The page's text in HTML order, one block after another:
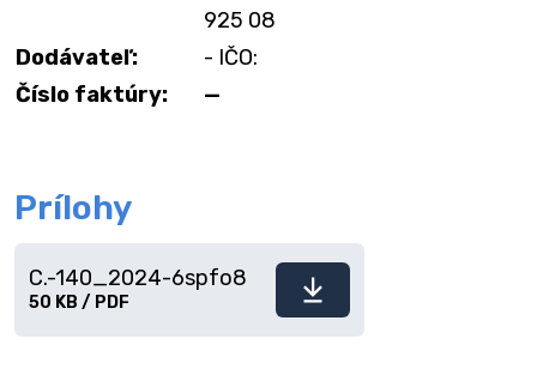
925 08
Dodávateľ:
- IČO:
Číslo faktúry:
—
Prílohy
Stiahnuť
C.-140_2024-6spfo8
50 KB / PDF